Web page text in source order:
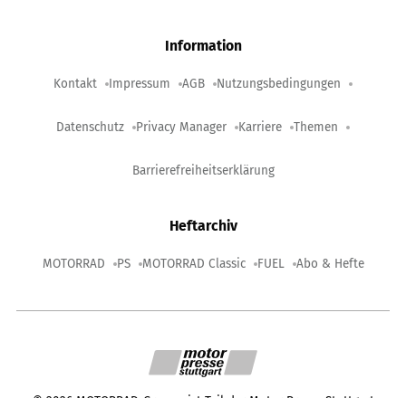
Information
Kontakt Impressum AGB Nutzungsbedingungen
Datenschutz Privacy Manager Karriere Themen
Barrierefreiheitserklärung
Heftarchiv
MOTORRAD PS MOTORRAD Classic FUEL Abo & Hefte